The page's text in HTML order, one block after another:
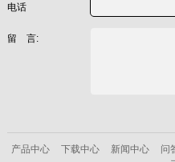
电话
留 言:
产品中心 下载中心 新闻中心 问